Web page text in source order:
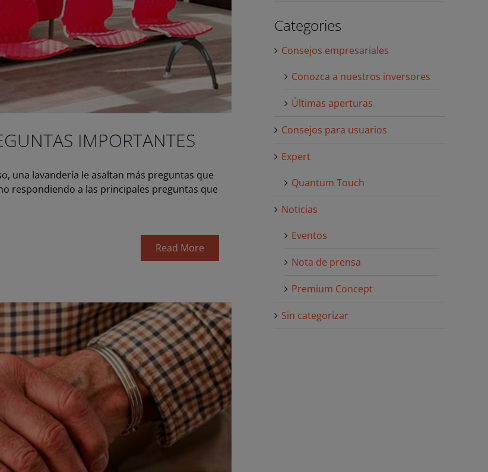
IMPORTANTES
una lavandería le asaltan más preguntas que
respondiendo a las principales preguntas que
Read More
Categories
Consejos empresariales
Conozca a nuestros inversores
Últimas aperturas
Consejos para usuarios
Expert
Quantum Touch
Noticias
Eventos
Nota de prensa
Premium Concept
Sin categorizar